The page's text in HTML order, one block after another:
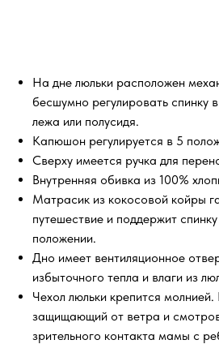
На дне люльки расположен
бесшумно регулировать спинку
лежа или полусидя.
Капюшон регулируется в 5
Сверху имеется ручка для
Внутренняя обивка из 100%
Матрасик из кокосовой койры
путешествие и поддержит
положении.
Дно имеет вентиляционное
избыточного тепла и влаги из
Чехол люльки крепится
защищающий от ветра и
зрительного контакта мамы с